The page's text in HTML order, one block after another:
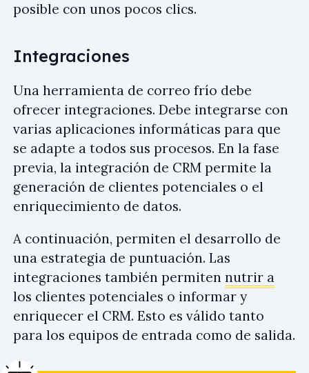
posible con unos pocos clics.
Integraciones
Una herramienta de correo frío debe
ofrecer integraciones. Debe integrarse con
varias aplicaciones informáticas para que
se adapte a todos sus procesos. En la fase
previa, la integración de CRM permite la
generación de clientes potenciales o el
enriquecimiento de datos.
A continuación, permiten el desarrollo de
una estrategia de puntuación. Las
integraciones también permiten nutrir a
los clientes potenciales o informar y
enriquecer el CRM. Esto es válido tanto
para los equipos de entrada como de salida.